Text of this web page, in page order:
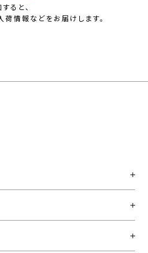
ると、
荷情報などをお届けします。